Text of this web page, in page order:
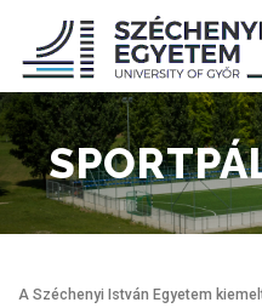
tartalomhoz
RÓLUNK ALUMNI
DIPLOMAÁTADÓ
A Széchenyi István Egyetem